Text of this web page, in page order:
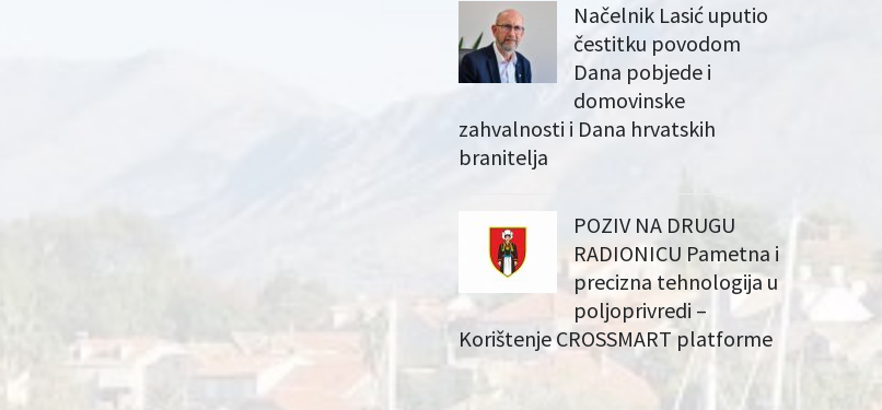
Načelnik Lasić uputio
čestitku povodom
Dana pobjede i
domovinske
zahvalnosti i Dana hrvatskih
branitelja
POZIV NA DRUGU
RADIONICU Pametna i
precizna tehnologija u
poljoprivredi –
Korištenje CROSSMART platforme